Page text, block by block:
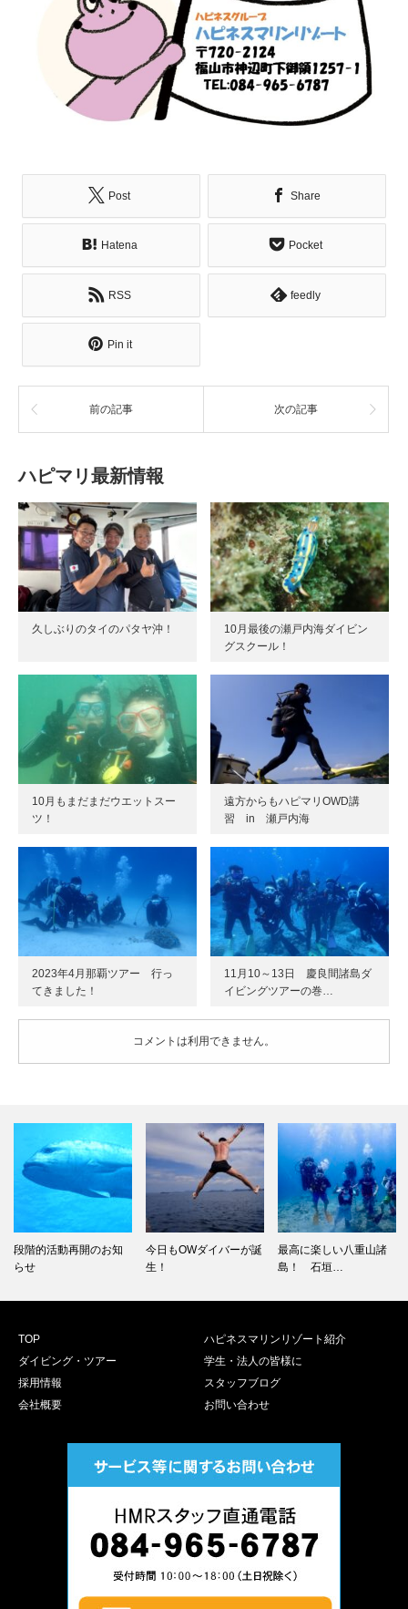
Post Share
Hatena Pocket
RSS feedly
Pin it
前の記事 次の記事
ハピマリ最新情報
久しぶりのタイのパタヤ沖！
10月最後の瀬戸内海ダイビン
グスクール！
10月もまだまだウエットスー
ツ！
遠方からもハピマリOWD講
習 in 瀬戸内海
2023年4月那覇ツアー 行っ
てきました！
11月10～13日 慶良間諸島ダ
イビングツアーの巻…
コメントは利用できません。
段階的活動再開のお知
らせ
今日もOWダイバーが誕
生！
最高に楽しい八重山諸
島！ 石垣…
TOP
ハピネスマリンリゾート紹介
ダイビング・ツアー
学生・法人の皆様に
採用情報
スタッフブログ
会社概要
お問い合わせ